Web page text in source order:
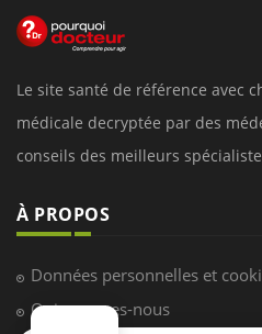
Le site santé de référence avec
médicale decryptée par des
conseils des meilleurs
À PROPOS
Données personnelles et
Qui sommes-nous